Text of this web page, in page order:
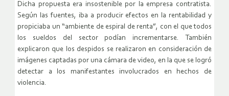
Dicha propuesta era insostenible por la empresa contratista.
Según las fuentes, iba a producir efectos en la rentabilidad y
propiciaba un “ambiente de espiral de renta”, con el que todos
los sueldos del sector podían incrementarse. También
explicaron que los despidos se realizaron en consideración de
imágenes captadas por una cámara de video, en la que se logró
detectar a los manifestantes involucrados en hechos de
violencia.